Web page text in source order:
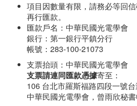
項目因數量有限，請務必等回
再行匯款。
匯款戶名：中華民國光電學會
銀行：第一銀行平鎮分行
帳號：283-100-21073
支票抬頭：中華民國光電學會
支票請連同匯款憑據寄至：
106 台北市羅斯福路四段一號
中華民國光電學會，曾雨欣秘